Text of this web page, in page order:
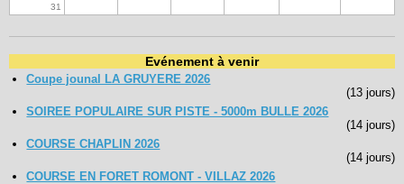
31
Evénement à venir
Coupe jounal LA GRUYERE 2026
(13 jours)
SOIREE POPULAIRE SUR PISTE - 5000m BULLE 2026
(14 jours)
COURSE CHAPLIN 2026
(14 jours)
COURSE EN FORET ROMONT - VILLAZ 2026